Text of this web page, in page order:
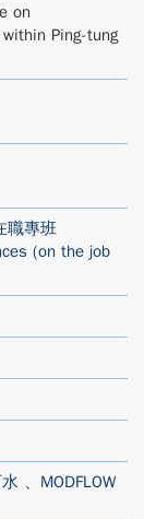
on
Ping-tung
職專班
(on the job
、 MODFLOW